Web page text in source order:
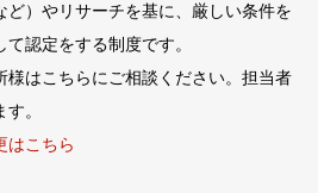
ど）やリサーチを基に、厳しい条件を
認定をする制度です。
はこちらにご相談ください。担当者
。
はこちら